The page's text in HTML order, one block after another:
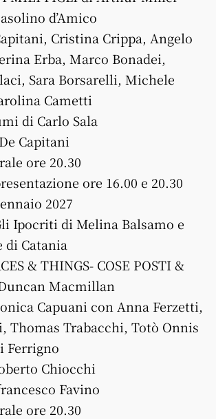
d’Amico
Cristina Crippa, Angelo
Erba, Marco Bonadei,
Sara Borsarelli, Michele
Cametti
di Carlo Sala
Capitani
ore 20.30
ore 16.00 e 20.30
2027
Ipocriti di Melina Balsamo e
di Catania
& THINGS- COSE POSTI &
Macmillan
Capuani con Anna Ferzetti,
Thomas Trabacchi, Totò Onnis
Ferrigno
Chiocchi
Favino
ore 20.30